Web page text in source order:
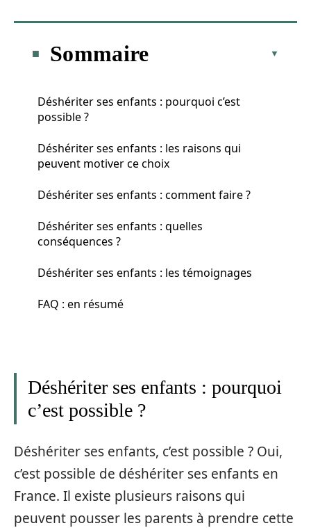
Sommaire
Déshériter ses enfants : pourquoi c’est
possible ?
Déshériter ses enfants : les raisons qui
peuvent motiver ce choix
Déshériter ses enfants : comment faire ?
Déshériter ses enfants : quelles
conséquences ?
Déshériter ses enfants : les témoignages
FAQ : en résumé
Déshériter ses enfants : pourquoi
c’est possible ?
Déshériter ses enfants, c’est possible ? Oui,
c’est possible de déshériter ses enfants en
France. Il existe plusieurs raisons qui
peuvent pousser les parents à prendre cette